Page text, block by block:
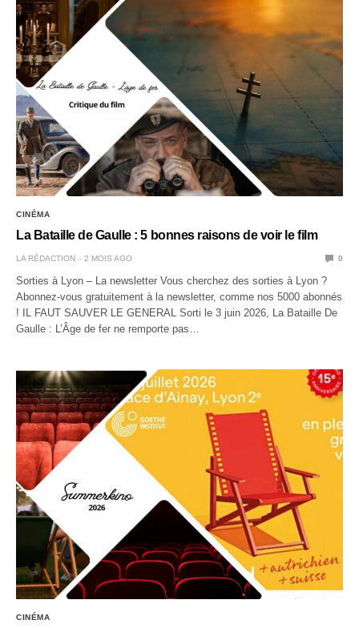
CINÉMA
La Bataille de Gaulle : 5 bonnes raisons de voir le film
LA RÉDACTION 2 MOIS AGO 0
Sorties à Lyon – La newsletter Vous cherchez des sorties à Lyon ?
Abonnez-vous gratuitement à la newsletter, comme nos 5000 abonnés
! IL FAUT SAUVER LE GENERAL Sorti le 3 juin 2026, La Bataille De
Gaulle : L’Âge de fer ne remporte pas…
CINÉMA